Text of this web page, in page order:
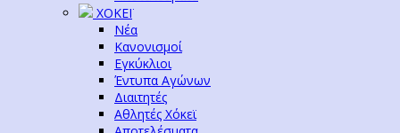
ΧΟΚΕΪ
Νέα
Κανονισμοί
Εγκύκλιοι
Έντυπα Αγώνων
Διαιτητές
Αθλητές Χόκεϊ